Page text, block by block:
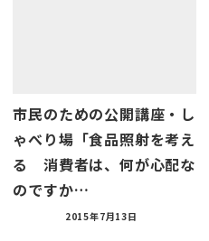
市民のための公開講座・し
ゃべり場「食品照射を考え
る 消費者は、何が心配な
のですか…
2015年7月13日